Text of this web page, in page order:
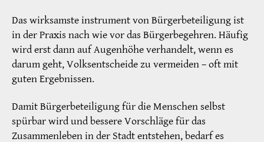
Das wirksamste instrument von Bürgerbeteiligung ist
in der Praxis nach wie vor das Bürgerbegehren. Häufig
wird erst dann auf Augenhöhe verhandelt, wenn es
darum geht, Volksentscheide zu vermeiden – oft mit
guten Ergebnissen.
Damit Bürgerbeteiligung für die Menschen selbst
spürbar wird und bessere Vorschläge für das
Zusammenleben in der Stadt entstehen, bedarf es